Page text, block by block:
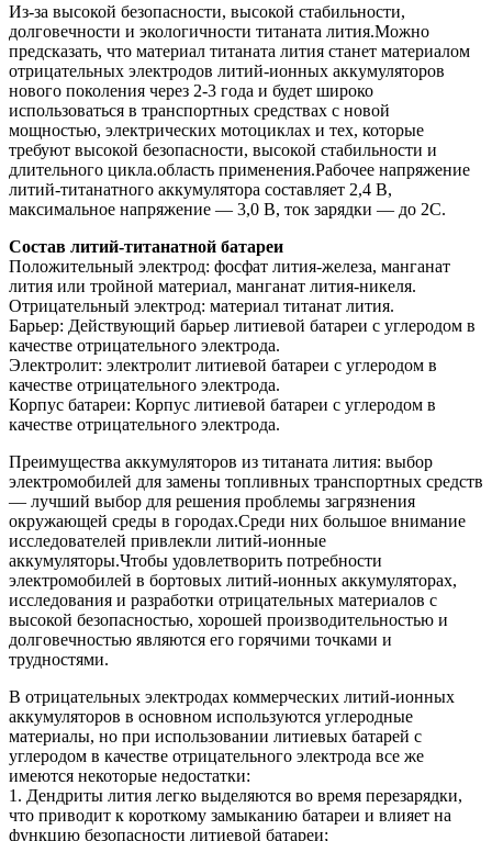
Из-за высокой безопасности, высокой стабильности,
долговечности и экологичности титаната лития.Можно
предсказать, что материал титаната лития станет материалом
отрицательных электродов литий-ионных аккумуляторов
нового поколения через 2-3 года и будет широко
использоваться в транспортных средствах с новой
мощностью, электрических мотоциклах и тех, которые
требуют высокой безопасности, высокой стабильности и
длительного цикла.область применения.Рабочее напряжение
литий-титанатного аккумулятора составляет 2,4 В,
максимальное напряжение — 3,0 В, ток зарядки — до 2С.
Состав литий-титанатной батареи
Положительный электрод: фосфат лития-железа, манганат
лития или тройной материал, манганат лития-никеля.
Отрицательный электрод: материал титанат лития.
Барьер: Действующий барьер литиевой батареи с углеродом в
качестве отрицательного электрода.
Электролит: электролит литиевой батареи с углеродом в
качестве отрицательного электрода.
Корпус батареи: Корпус литиевой батареи с углеродом в
качестве отрицательного электрода.
Преимущества аккумуляторов из титаната лития: выбор
электромобилей для замены топливных транспортных средств
— лучший выбор для решения проблемы загрязнения
окружающей среды в городах.Среди них большое внимание
исследователей привлекли литий-ионные
аккумуляторы.Чтобы удовлетворить потребности
электромобилей в бортовых литий-ионных аккумуляторах,
исследования и разработки отрицательных материалов с
высокой безопасностью, хорошей производительностью и
долговечностью являются его горячими точками и
трудностями.
В отрицательных электродах коммерческих литий-ионных
аккумуляторов в основном используются углеродные
материалы, но при использовании литиевых батарей с
углеродом в качестве отрицательного электрода все же
имеются некоторые недостатки:
1. Дендриты лития легко выделяются во время перезарядки,
что приводит к короткому замыканию батареи и влияет на
функцию безопасности литиевой батареи;